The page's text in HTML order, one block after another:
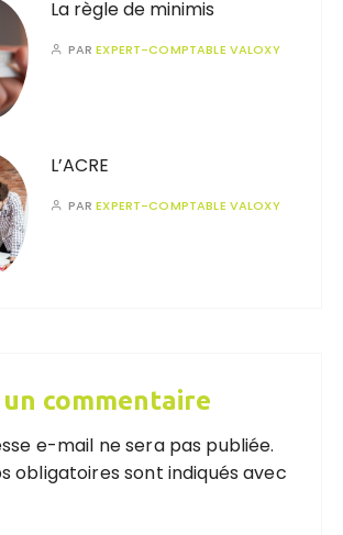
La règle de minimis
PAREXPERT-COMPTABLE VALOXY
L’ACRE
PAREXPERT-COMPTABLE VALOXY
commentaire
e-mail ne sera pas publiée.
obligatoires sont indiqués avec